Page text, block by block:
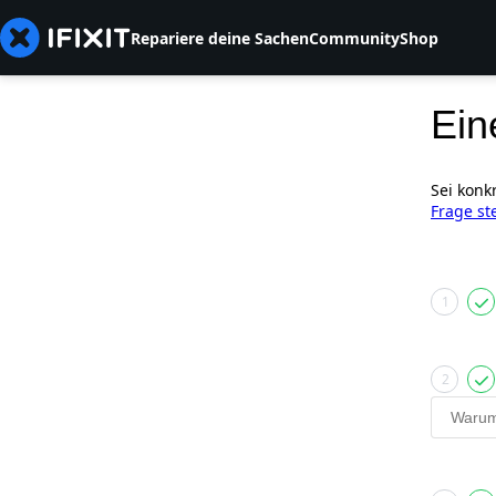
Repariere deine SachenCommunityShop
Sei
Frage
1
2